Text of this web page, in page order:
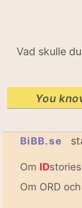
Vad skulle
You
BiBB.se
Om ID
Om ORD